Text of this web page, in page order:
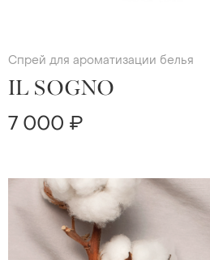
Спрей для ароматизации белья
IL SOGNO
7 000 ₽